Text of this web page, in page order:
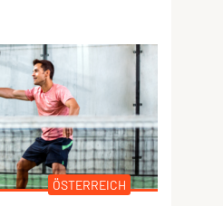
ÖSTERREICH